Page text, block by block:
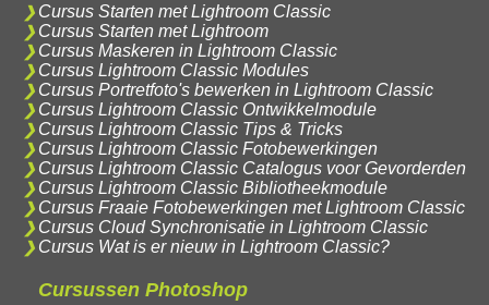
Cursus Starten met Lightroom Classic
Cursus Starten met Lightroom
Cursus Maskeren in Lightroom Classic
Cursus Lightroom Classic Modules
Cursus Portretfoto's bewerken in Lightroom Classic
Cursus Lightroom Classic Ontwikkelmodule
Cursus Lightroom Classic Tips & Tricks
Cursus Lightroom Classic Fotobewerkingen
Cursus Lightroom Classic Catalogus voor Gevorderden
Cursus Lightroom Classic Bibliotheekmodule
Cursus Fraaie Fotobewerkingen met Lightroom Classic
Cursus Cloud Synchronisatie in Lightroom Classic
Cursus Wat is er nieuw in Lightroom Classic?
Cursussen Photoshop